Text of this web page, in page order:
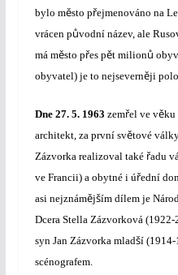
bylo město přejmenováno na
vrácen původní název, ale
má město přes pět milionů
obyvatel) je to nejseverněji polo
Dne 27. 5. 1963 zemřel ve věku
architekt, za první světové
Zázvorka realizoval také řadu
ve Francii) a obytné i úřední
asi nejznámějším dílem je
Dcera Stella Zázvorková
syn Jan Zázvorka mladší (1914-
scénografem.